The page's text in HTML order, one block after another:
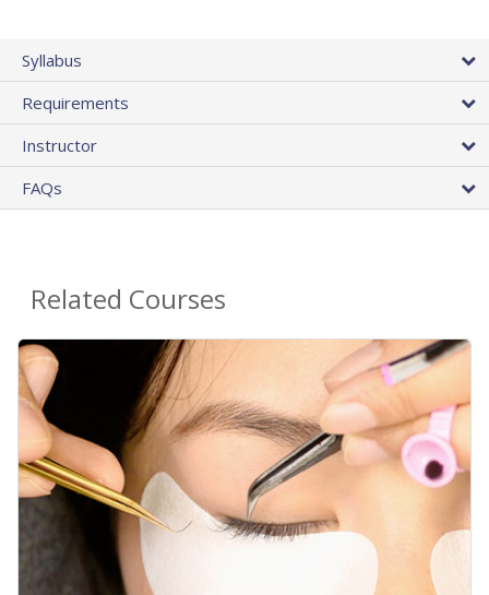
Syllabus
Requirements
Instructor
FAQs
Related Courses